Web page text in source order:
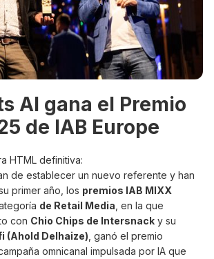
AI gana el Premio
de IAB Europe
HTML definitiva:
de establecer un nuevo referente y han
primer año, los premios IAB MIXX
de Retail Media , en la que
con Chio Chips de Intersnack y su
(Ahold Delhaize) , ganó el premio
omnicanal impulsada por IA que